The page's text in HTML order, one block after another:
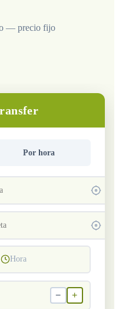
— precio fijo
Por hora
Hora
− +